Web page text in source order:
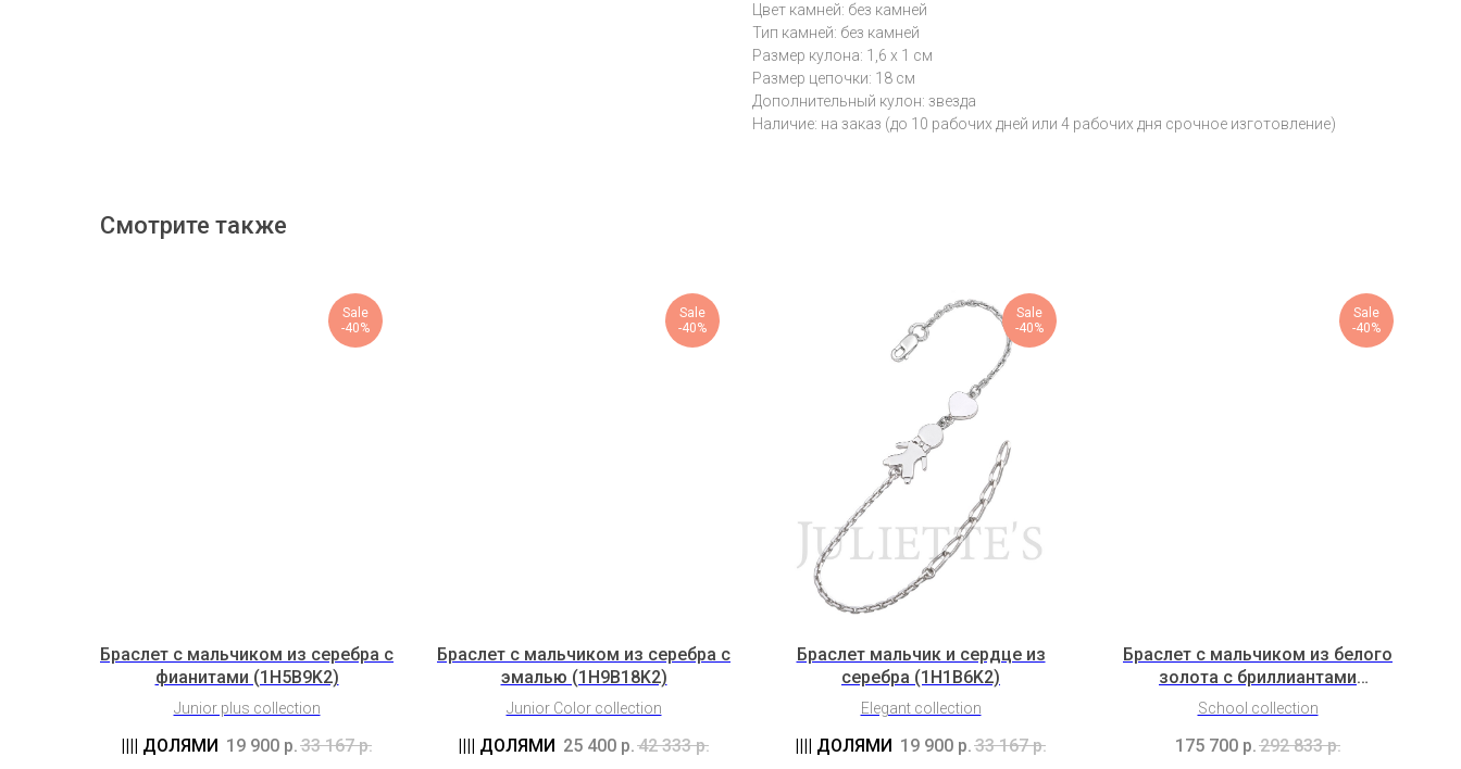
Цвет камней: без камней
Тип камней: без камней
Размер кулона: 1,6 х 1 см
Размер цепочки: 18 см
Дополнительный кулон: звезда
Наличие: на заказ (до 10 рабочих дней или 4 рабочих дня срочное изготовление)
Смотрите также
Sale
-40%
Браслет с мальчиком из серебра с
фианитами (1H5B9K2)
Junior plus collection
19 900 р. 33 167 р.
Sale
-40%
Браслет с мальчиком из серебра с
эмалью (1H9B18K2)
Junior Color collection
25 400 р. 42 333 р.
Sale
-40%
Браслет мальчик и сердце из
серебра (1H1B6K2)
Elegant collection
19 900 р. 33 167 р.
Sale
-40%
Браслет с мальчиком из белого
золота с бриллиантами
(3HL3B13K2T2b)
School collection
175 700 р.292 833 р.